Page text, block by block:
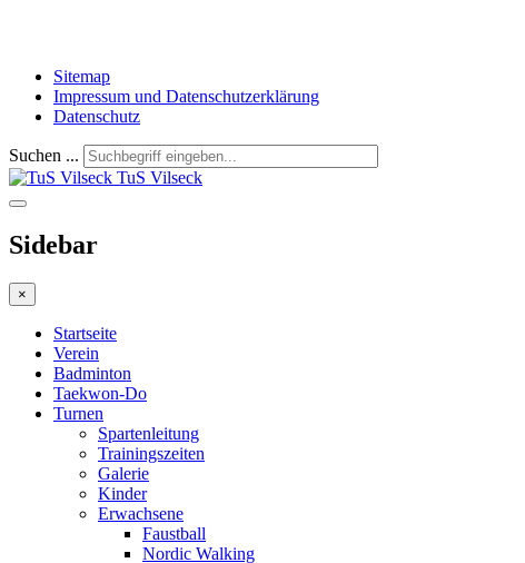
Sitemap
Impressum und Datenschutzerklärung
Datenschutz
Suchen ...
TuS Vilseck
Sidebar
×
Startseite
Verein
Badminton
Taekwon-Do
Turnen
Spartenleitung
Trainingszeiten
Galerie
Kinder
Erwachsene
Faustball
Nordic Walking